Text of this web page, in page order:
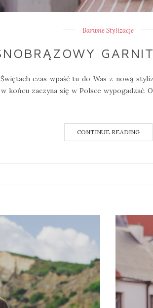
Barwne Stylizacje
czas wpaść tu do Was z nową
końcu zaczyna się w Polsce wypogadzać.
CONTINUE READING